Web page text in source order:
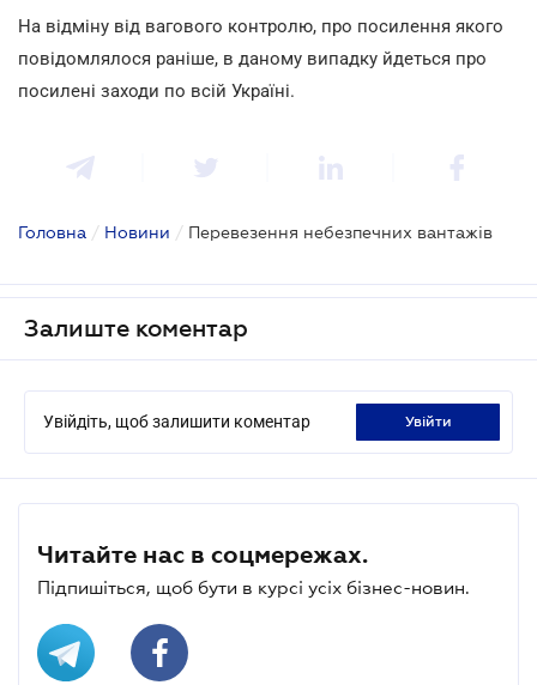
На відміну від вагового контролю, про посилення якого
повідомлялося раніше, в даному випадку йдеться про
посилені заходи по всій Україні.
Головна / Новини / Перевезення небезпечних вантажів
Залиште коментар
Увійдіть, щоб залишити коментар увійти
Читайте нас в соцмережах.
Підпишіться, щоб бути в курсі усіх бізнес-новин.